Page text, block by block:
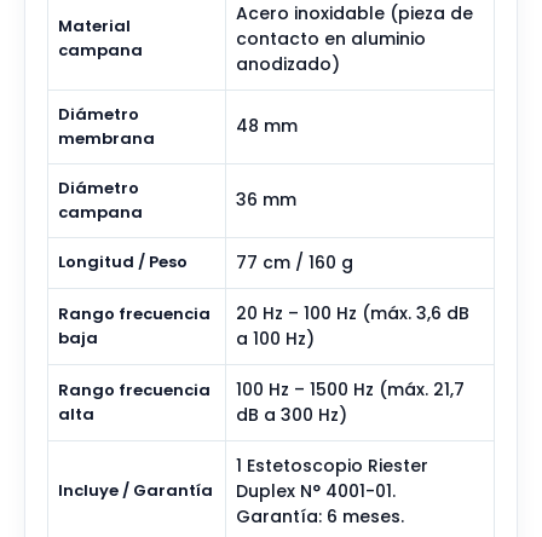
Material
campana
Acero inoxidable (pieza de
contacto en aluminio
anodizado)
Diámetro
membrana
48 mm
Diámetro
campana
36 mm
Longitud / Peso 77 cm / 160 g
Rango frecuencia
baja
20 Hz – 100 Hz (máx. 3,6 dB
a 100 Hz)
Rango frecuencia
alta
100 Hz – 1500 Hz (máx. 21,7
dB a 300 Hz)
Incluye / Garantía
1 Estetoscopio Riester
Duplex N° 4001-01.
Garantía: 6 meses.